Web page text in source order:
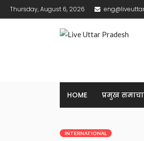
Thursday, August 6, 2026
HOME प्रमुख
INTERNATIONAL